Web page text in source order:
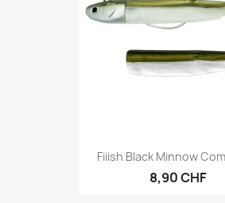
Fiiish Black Minnow
8,90 CHF